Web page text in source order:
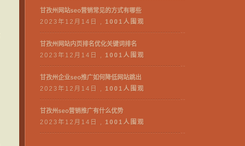
甘孜州网站seo营销常见的方式有哪些
2023年12月14日 , 1001人围观
甘孜州网站内页排名优化关键词排名
2023年12月14日 , 1001人围观
甘孜州企业seo推广如何降低网站跳出
2023年12月14日 , 1001人围观
甘孜州seo营销推广有什么优势
2023年12月14日 , 1001人围观